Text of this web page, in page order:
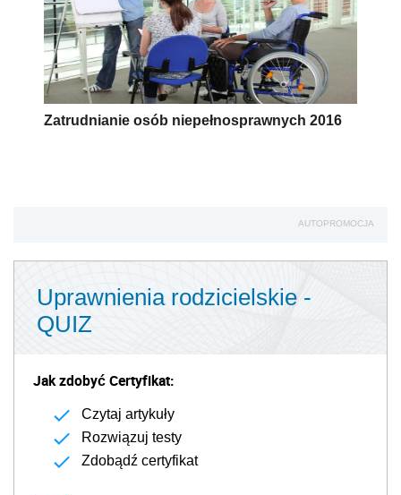
Zatrudnianie osób niepełnosprawnych 2016
AUTOPROMOCJA
Uprawnienia rodzicielskie -
QUIZ
Jak zdobyć Certyfikat:
Czytaj artykuły
Rozwiązuj testy
Zdobądź certyfikat